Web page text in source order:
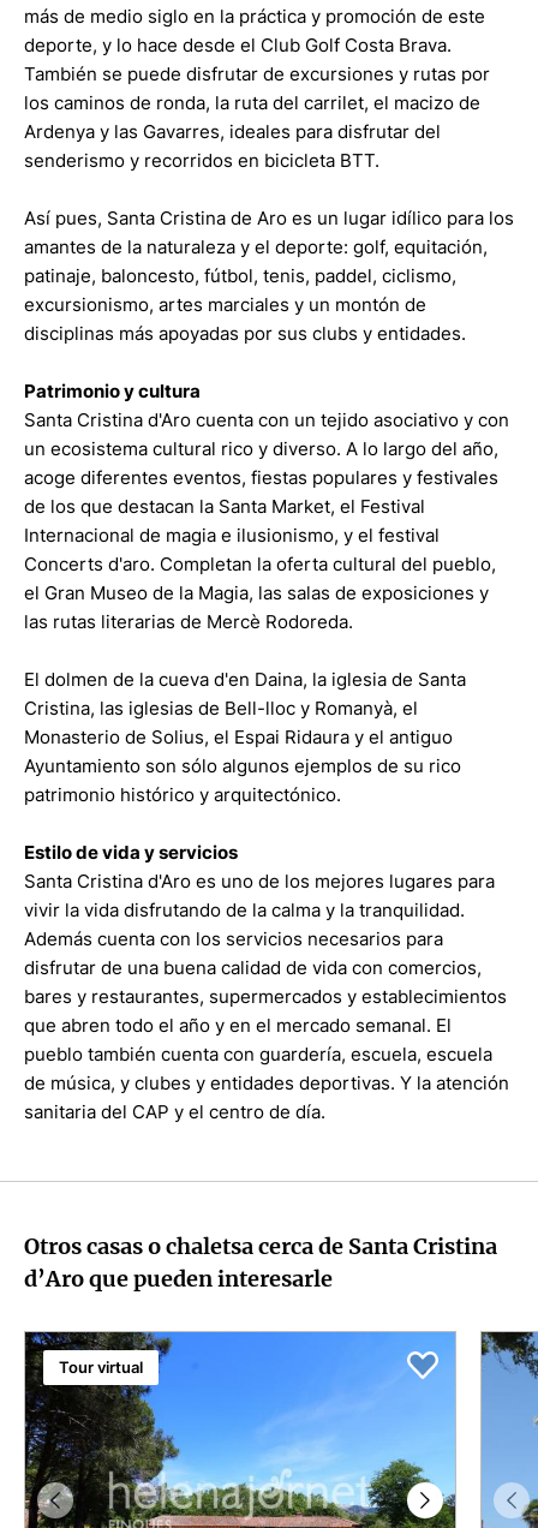
más de medio siglo en la práctica y promoción de este
deporte, y lo hace desde el Club Golf Costa Brava.
También se puede disfrutar de excursiones y rutas por
los caminos de ronda, la ruta del carrilet, el macizo de
Ardenya y las Gavarres, ideales para disfrutar del
senderismo y recorridos en bicicleta BTT.
Así pues, Santa Cristina de Aro es un lugar idílico para los
amantes de la naturaleza y el deporte: golf, equitación,
patinaje, baloncesto, fútbol, tenis, paddel, ciclismo,
excursionismo, artes marciales y un montón de
disciplinas más apoyadas por sus clubs y entidades.
Patrimonio y cultura
Santa Cristina d'Aro cuenta con un tejido asociativo y con
un ecosistema cultural rico y diverso. A lo largo del año,
acoge diferentes eventos, fiestas populares y festivales
de los que destacan la Santa Market, el Festival
Internacional de magia e ilusionismo, y el festival
Concerts d'aro. Completan la oferta cultural del pueblo,
el Gran Museo de la Magia, las salas de exposiciones y
las rutas literarias de Mercè Rodoreda.
El dolmen de la cueva d'en Daina, la iglesia de Santa
Cristina, las iglesias de Bell-lloc y Romanyà, el
Monasterio de Solius, el Espai Ridaura y el antiguo
Ayuntamiento son sólo algunos ejemplos de su rico
patrimonio histórico y arquitectónico.
Estilo de vida y servicios
Santa Cristina d'Aro es uno de los mejores lugares para
vivir la vida disfrutando de la calma y la tranquilidad.
Además cuenta con los servicios necesarios para
disfrutar de una buena calidad de vida con comercios,
bares y restaurantes, supermercados y establecimientos
que abren todo el año y en el mercado semanal. El
pueblo también cuenta con guardería, escuela, escuela
de música, y clubes y entidades deportivas. Y la atención
sanitaria del CAP y el centro de día.
Otros casas o chaletsa cerca de Santa Cristina
d’Aro que pueden interesarle
Tour virtual